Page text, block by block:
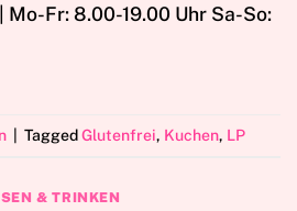
| Mo-Fr: 8.00-19.00 Uhr Sa-So:
TaggedGlutenfrei, Kuchen, LP
& TRINKEN